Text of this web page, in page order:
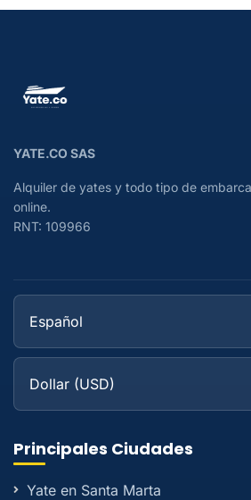
YATE.CO SAS
Alquiler de yates y todo tipo de
online.
RNT: 109966
Principales Ciudades
Yate en Santa Marta